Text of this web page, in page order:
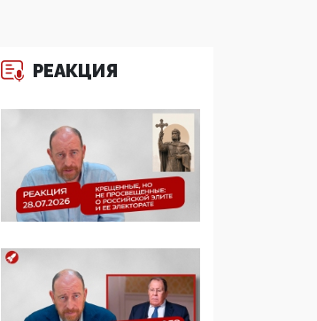
и»
05:08, 15 Мая 2026
Эзотерика,
инфоцыганство и
лженаука под ширмой
защиты традиционных
ценностей: кто и с чем
выступал на форуме
«Россия 809. Традиции
будущего»
09:40, 06 Мая 2026
РЕАКЦИЯ